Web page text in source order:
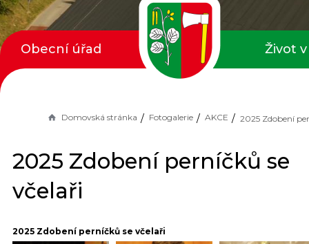
Domovská stránka Fotogalerie AKCE
2025 Zdobení perníčků se
včelaři
2025 Zdobení perníčků se včelaři
Obecní úřad Život